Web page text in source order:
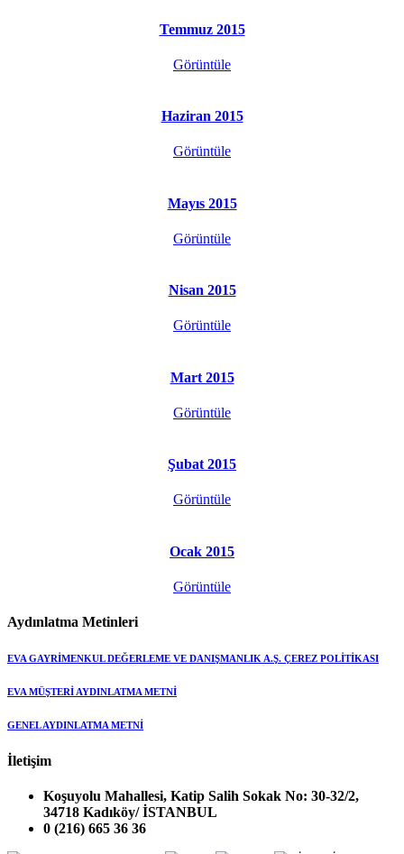
Temmuz 2015
Görüntüle
Haziran 2015
Görüntüle
Mayıs 2015
Görüntüle
Nisan 2015
Görüntüle
Mart 2015
Görüntüle
Şubat 2015
Görüntüle
Ocak 2015
Görüntüle
Aydınlatma Metinleri
EVA GAYRİMENKUL DEĞERLEME VE DANIŞMANLIK A.Ş. ÇEREZ POLİTİKASI
EVA MÜŞTERİ AYDINLATMA METNİ
GENEL AYDINLATMA METNİ
İletişim
Koşuyolu Mahallesi, Katip Salih Sokak No: 30-32/2,
34718 Kadıköy/ İSTANBUL
0 (216) 665 36 36